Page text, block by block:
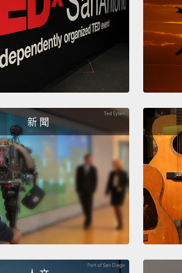
新 聞